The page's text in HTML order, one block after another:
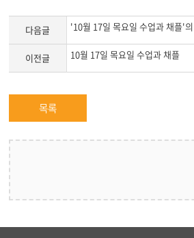
다음글 '10월 17일 목요일 수업과 채플'
이전글 10월 17일 목요일 수업과 채플
목록